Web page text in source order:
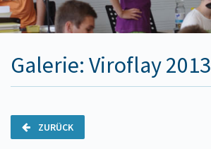
Galerie: Viroflay 2013
ZURÜCK